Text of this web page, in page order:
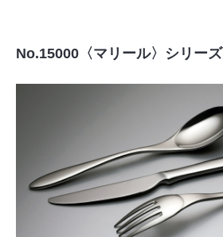
No.15000〈マリール〉シリーズ